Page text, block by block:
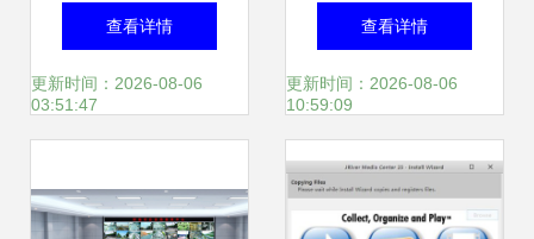
媒体创作的黄金钥
匙
查看详情
更新时间：2026-08-06
03:51:47
造无线秒推的多媒
体文档体验
查看详情
更新时间：2026-08-06
10:59:09